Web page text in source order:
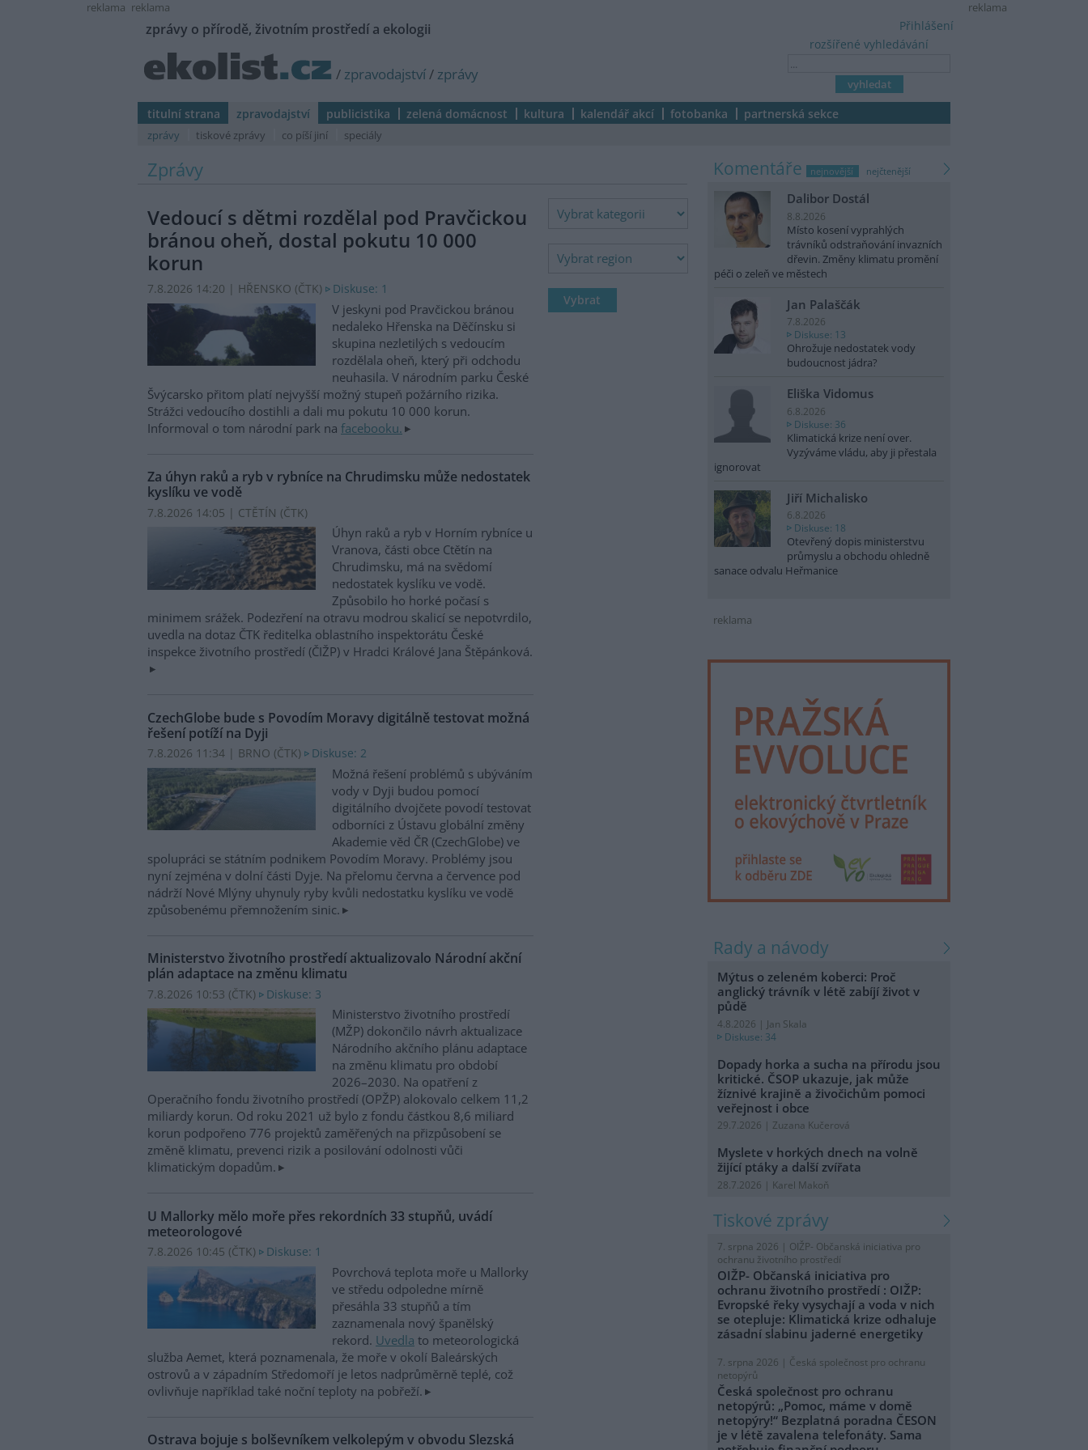
reklama
reklama reklama
zprávy o přírodě, životním prostředí a ekologii
/ zpravodajství/ zprávy
rozšířené vyhledávání
Přihlášení
titulní strana zpravodajství publicistika zelená domácnost kultura kalendář akcí fotobanka partnerská sekce
zprávy tiskové zprávy co píší jiní speciály
Zprávy
Vedoucí s dětmi rozdělal pod Pravčickou
bránou oheň, dostal pokutu 10 000
korun
7.8.2026 14:20 | HŘENSKO (ČTK) Diskuse: 1
V jeskyni pod Pravčickou bránou
nedaleko Hřenska na Děčínsku si
skupina nezletilých s vedoucím
rozdělala oheň, který při odchodu
neuhasila. V národním parku České
Švýcarsko přitom platí nejvyšší možný stupeň požárního rizika.
Strážci vedoucího dostihli a dali mu pokutu 10 000 korun.
Informoval o tom národní park na facebooku.
Za úhyn raků a ryb v rybníce na Chrudimsku může nedostatek
kyslíku ve vodě
7.8.2026 14:05 | CTĚTÍN (ČTK)
Úhyn raků a ryb v Horním rybníce u
Vranova, části obce Ctětín na
Chrudimsku, má na svědomí
nedostatek kyslíku ve vodě.
Způsobilo ho horké počasí s
minimem srážek. Podezření na otravu modrou skalicí se nepotvrdilo,
uvedla na dotaz ČTK ředitelka oblastního inspektorátu České
inspekce životního prostředí (ČIŽP) v Hradci Králové Jana Štěpánková.
CzechGlobe bude s Povodím Moravy digitálně testovat možná
řešení potíží na Dyji
7.8.2026 11:34 | BRNO (ČTK) Diskuse: 2
Možná řešení problémů s ubýváním
vody v Dyji budou pomocí
digitálního dvojčete povodí testovat
odborníci z Ústavu globální změny
Akademie věd ČR (CzechGlobe) ve
spolupráci se státním podnikem Povodím Moravy. Problémy jsou
nyní zejména v dolní části Dyje. Na přelomu června a července pod
nádrží Nové Mlýny uhynuly ryby kvůli nedostatku kyslíku ve vodě
způsobenému přemnožením sinic.
Ministerstvo životního prostředí aktualizovalo Národní akční
plán adaptace na změnu klimatu
7.8.2026 10:53 (ČTK) Diskuse: 3
Ministerstvo životního prostředí
(MŽP) dokončilo návrh aktualizace
Národního akčního plánu adaptace
na změnu klimatu pro období
2026–2030. Na opatření z
Operačního fondu životního prostředí (OPŽP) alokovalo celkem 11,2
miliardy korun. Od roku 2021 už bylo z fondu částkou 8,6 miliard
korun podpořeno 776 projektů zaměřených na přizpůsobení se
změně klimatu, prevenci rizik a posilování odolnosti vůči
klimatickým dopadům.
U Mallorky mělo moře přes rekordních 33 stupňů, uvádí
meteorologové
7.8.2026 10:45 (ČTK) Diskuse: 1
Povrchová teplota moře u Mallorky
ve středu odpoledne mírně
přesáhla 33 stupňů a tím
zaznamenala nový španělský
rekord. Uvedla to meteorologická
služba Aemet, která poznamenala, že moře v okolí Baleárských
ostrovů a v západním Středomoří je letos nadprůměrně teplé, což
ovlivňuje například také noční teploty na pobřeží.
Ostrava bojuje s bolševníkem velkolepým v obvodu Slezská
komentáře nejnovější nejčtenější
Dalibor Dostál
8.8.2026
Místo kosení vyprahlých
trávníků odstraňování invazních
dřevin. Změny klimatu promění
péči o zeleň ve městech
Jan Palaščák
7.8.2026
Diskuse: 13
Ohrožuje nedostatek vody
budoucnost jádra?
Eliška Vidomus
6.8.2026
Diskuse: 36
Klimatická krize není over.
Vyzýváme vládu, aby ji přestala
ignorovat
Jiří Michalisko
6.8.2026
Diskuse: 18
Otevřený dopis ministerstvu
průmyslu a obchodu ohledně
sanace odvalu Heřmanice
reklama
rady a návody
Mýtus o zeleném koberci: Proč
anglický trávník v létě zabíjí život v
půdě
4.8.2026 | Jan Skala
Diskuse: 34
Dopady horka a sucha na přírodu jsou
kritické. ČSOP ukazuje, jak může
žíznivé krajině a živočichům pomoci
veřejnost i obce
29.7.2026 | Zuzana Kučerová
Myslete v horkých dnech na volně
žijící ptáky a další zvířata
28.7.2026 | Karel Makoň
tiskové zprávy
7. srpna 2026 | OIŽP- Občanská iniciativa pro
ochranu životního prostředí
OIŽP- Občanská iniciativa pro
ochranu životního prostředí : OIŽP:
Evropské řeky vysychají a voda v nich
se otepluje: Klimatická krize odhaluje
zásadní slabinu jaderné energetiky
7. srpna 2026 | Česká společnost pro ochranu
netopýrů
Česká společnost pro ochranu
netopýrů: „Pomoc, máme v domě
netopýry!“ Bezplatná poradna ČESON
je v létě zavalena telefonáty. Sama